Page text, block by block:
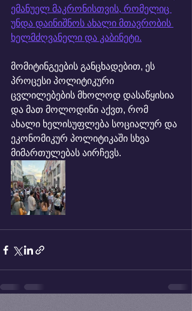
ემანუელ მაკრონისთვის, რომელიც
უნდა დაინიშნოს ახალი მთავრობის
ხელმძღვანელი და კაბინეტი.
მომიტინგეების განცხადებით, ეს
პროცესი პოლიტიკური
ცვლილებების მხოლოდ დასაწყისია
და მათ მოლოდინი აქვთ, რომ
ახალი ხელისუფლება სოციალურ და
ეკონომიკურ პოლიტიკაში სხვა
მიმართულებას აირჩევს.